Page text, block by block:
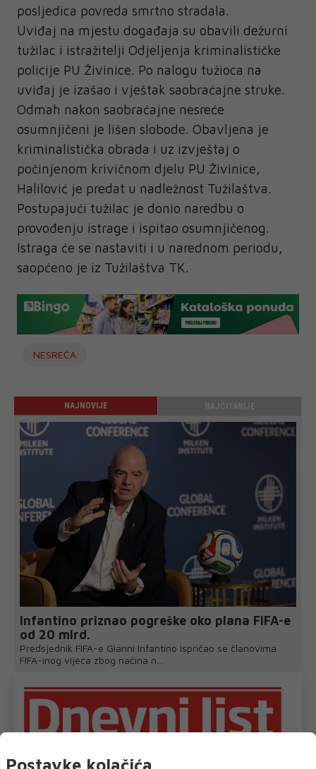
posljedica povreda smrtno stradala.
Uviđaj na mjestu događaja su obavili dežurni
tužilac i istražitelji Odjeljenja kriminalističke
policije PU Živinice. Po nalogu tužioca na
uviđaj je izašao i vještak saobraćajne struke.
Odmah nakon saobraćajne nesreće
osumnjičeni je lišen slobode. Obavljena je
kriminalistička obrada i uz izvještaj o
počinjenom krivičnom djelu PU Živinice,
Halilović je predat u nadležnost Tužilaštva.
Postupajući tužilac je donio naredbu o
provođenju istrage i ispitao osumnjičenog.
Istraga će se nastaviti i u narednom periodu,
saopćeno je iz Tužilaštva TK.
NESREĆA
NAJNOVIJE
Infantino priznao pogreške oko plana FIFA-e
od 20 mlrd.
Predsjednik FIFA-e Gianni Infantino ispričao se članovima
FIFA-inog vijeća zbog načina n...
Postavke kolačića